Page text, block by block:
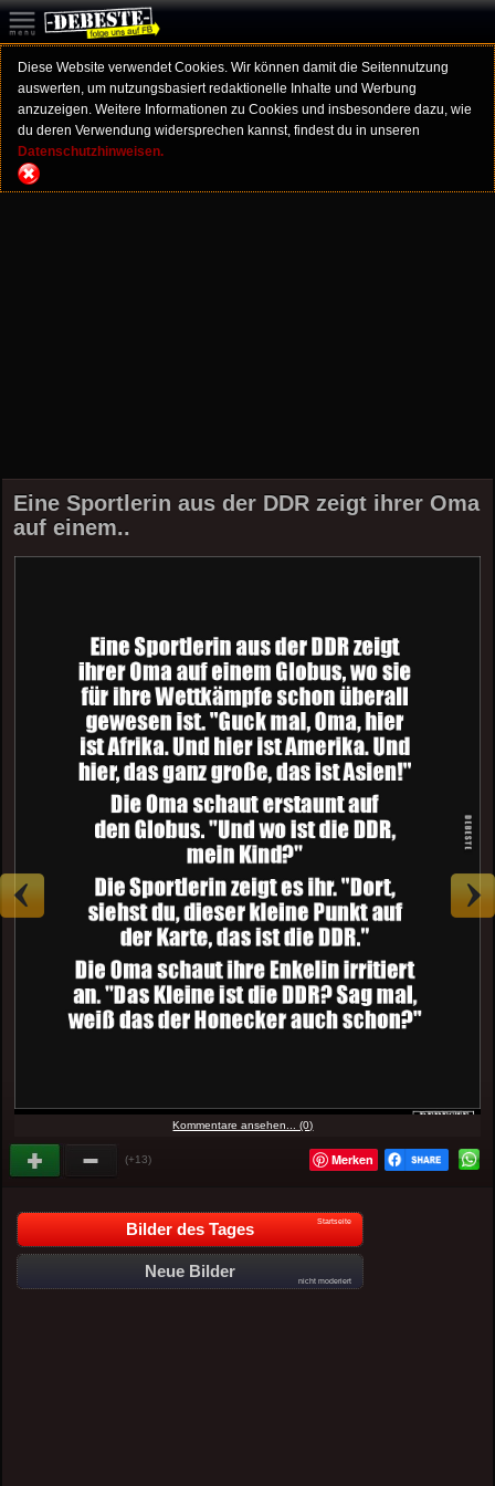
Diese Website verwendet Cookies. Wir können damit die Seitennutzung
auswerten, um nutzungsbasiert redaktionelle Inhalte und Werbung
anzuzeigen. Weitere Informationen zu Cookies und insbesondere dazu, wie
du deren Verwendung widersprechen kannst, findest du in unseren
Datenschutzhinweisen.
Eine Sportlerin aus der DDR zeigt ihrer Oma
auf einem..
Kommentare ansehen... (0)
(+13) Merken
Bilder des Tages Startseite
Neue Bilder
nicht moderiert